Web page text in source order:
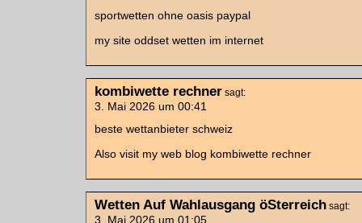
sportwetten ohne oasis paypal
my site oddset wetten im internet
kombiwette rechner sagt:
3. Mai 2026 um 00:41
beste wettanbieter schweiz
Also visit my web blog kombiwette rechner
Wetten Auf Wahlausgang öSterreich sagt:
3. Mai 2026 um 01:05